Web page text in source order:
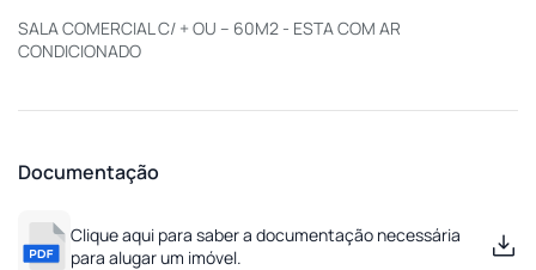
SALA COMERCIAL C/ + OU – 60M2 - ESTA COM AR
CONDICIONADO
Documentação
Clique aqui para saber a documentação necessária
para alugar um imóvel.